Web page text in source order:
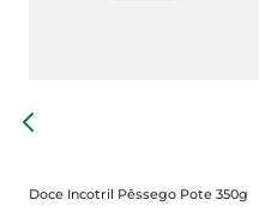
Doce Incotril Pêssego Pote 350g